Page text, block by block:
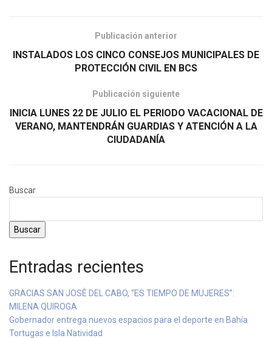
Publicación anterior
INSTALADOS LOS CINCO CONSEJOS MUNICIPALES DE
PROTECCIÓN CIVIL EN BCS
Publicación siguiente
INICIA LUNES 22 DE JULIO EL PERIODO VACACIONAL DE
VERANO, MANTENDRÁN GUARDIAS Y ATENCIÓN A LA
CIUDADANÍA
Buscar
Buscar
Entradas recientes
GRACIAS SAN JOSÉ DEL CABO, “ES TIEMPO DE MUJERES”:
MILENA QUIROGA
Gobernador entrega nuevos espacios para el deporte en Bahía
Tortugas e Isla Natividad